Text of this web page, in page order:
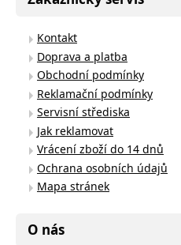
Kontakt
Doprava a platba
Obchodní podmínky
Reklamační podmínky
Servisní střediska
Jak reklamovat
Vrácení zboží do 14 dnů
Ochrana osobních údajů
Mapa stránek
O nás